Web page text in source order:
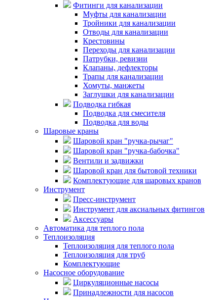
Фитинги для канализации
Муфты для канализации
Тройники для канализации
Отводы для канализации
Крестовины
Переходы для канализации
Патрубки, ревизии
Клапаны, дефлекторы
Трапы для канализации
Хомуты, манжеты
Заглушки для канализации
Подводка гибкая
Подводка для смесителя
Подводка для воды
Шаровые краны
Шаровой кран "ручка-рычаг"
Шаровой кран "ручка-бабочка"
Вентили и задвижки
Шаровой кран для бытовой техники
Комплектующие для шаровых кранов
Инструмент
Пресс-инструмент
Инструмент для аксиальных фитингов
Аксессуары
Автоматика для теплого пола
Теплоизоляция
Теплоизоляция для теплого пола
Теплоизоляция для труб
Комплектующие
Насосное оборудование
Циркуляционные насосы
Принадлежности для насосов